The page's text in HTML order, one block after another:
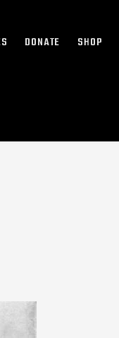
DONATE SHOP